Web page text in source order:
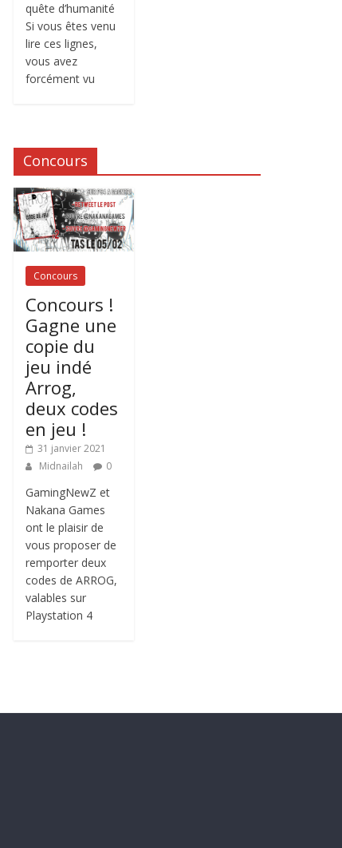
quête d’humanité
Si vous êtes venu
lire ces lignes,
vous avez
forcément vu
Concours
Concours
Concours !
Gagne une
copie du
jeu indé
Arrog,
deux codes
en jeu !
31 janvier 2021
Midnailah
0
GamingNewZ et
Nakana Games
ont le plaisir de
vous proposer de
remporter deux
codes de ARROG,
valables sur
Playstation 4